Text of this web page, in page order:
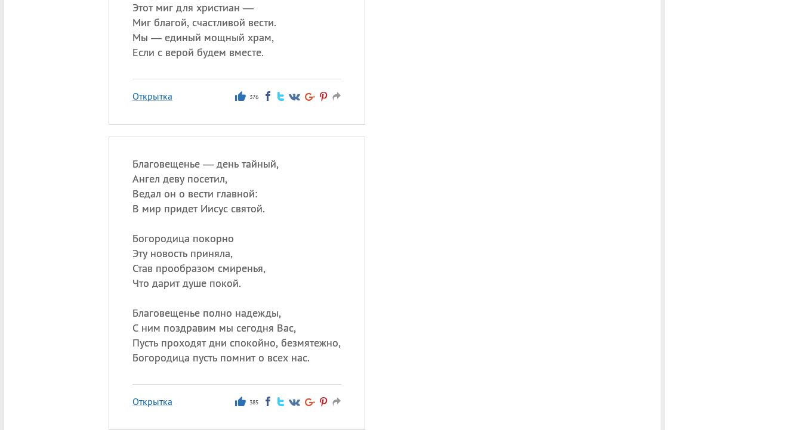
Этот миг для христиан —
Миг благой, счастливой вести.
Мы — единый мощный храм,
Если с верой будем вместе.
Открытка 376
Благовещенье — день тайный,
Ангел деву посетил,
Ведал он о вести главной:
В мир придет Иисус святой.
Богородица покорно
Эту новость приняла,
Став прообразом смиренья,
Что дарит душе покой.
Благовещенье полно надежды,
С ним поздравим мы сегодня Вас,
Пусть проходят дни спокойно, безмятежно,
Богородица пусть помнит о всех нас.
Открытка 385